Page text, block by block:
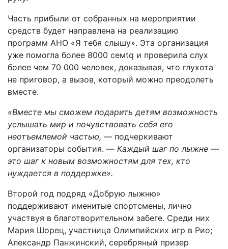
Часть прибыли от собранных на мероприятии
средств будет направлена на реализацию
программ АНО «Я тебя слышу». Эта организация
уже помогла более 8000 семtq и проверила слух
более чем 70 000 человек, доказывая, что глухота
не приговор, а вызов, который можно преодолеть
вместе.
«Вместе мы сможем подарить детям возможность
услышать мир и почувствовать себя его
неотъемлемой частью, — подчеркивают
организаторы события. — Каждый шаг по лыжне —
это шаг к новым возможностям для тех, кто
нуждается в поддержке».
Второй год подряд «Добрую лыжню»
поддерживают именитые спортсмены, лично
участвуя в благотворительном забеге. Среди них
Мария Шорец, участница Олимпийских игр в Рио;
Александр Панжинский, серебряный призер